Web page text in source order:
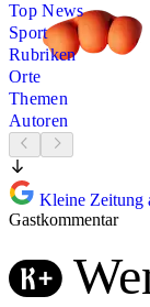
Top News
Sport
Rubriken
Orte
Themen
Autoren
Kleine Zeitung
Gastkommentar